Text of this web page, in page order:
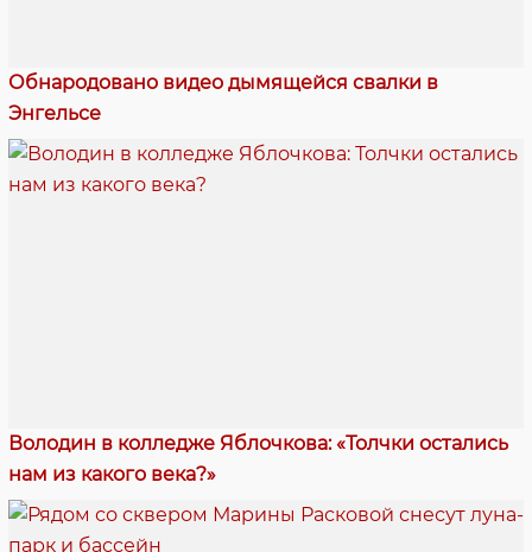
Обнародовано видео дымящейся свалки в
Энгельсе
Володин в колледже Яблочкова: «Толчки остались
нам из какого века?»